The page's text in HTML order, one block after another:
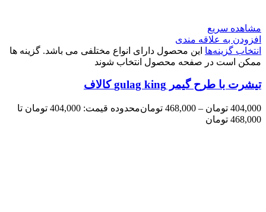
مشاهده سریع
افزودن به علاقه مندی
انتخاب گزینه‌ها این محصول دارای انواع مختلفی می باشد. گزینه ها
ممکن است در صفحه محصول انتخاب شوند
تیشرت با طرح گیمر gulag king کالاف
404,000 تومان –
468,000 تومان
محدوده قیمت: 404,000 تومان تا
468,000 تومان